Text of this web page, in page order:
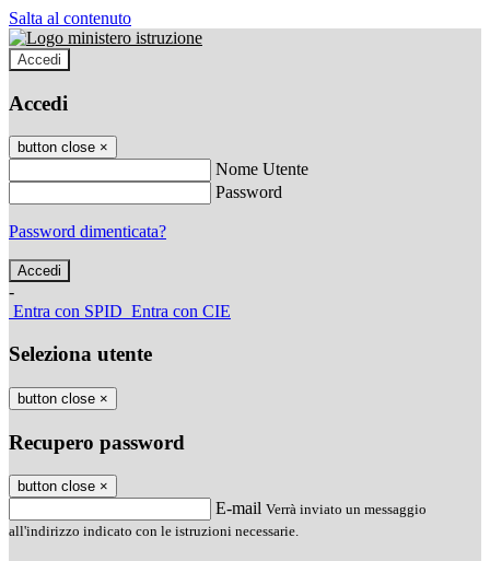
Salta al contenuto
Accedi
Accedi
button close ×
Nome Utente
Password
Password dimenticata?
-
Entra con SPID Entra con CIE
Seleziona utente
button close ×
Recupero password
button close ×
E-mail Verrà inviato un messaggio
all'indirizzo indicato con le istruzioni necessarie.